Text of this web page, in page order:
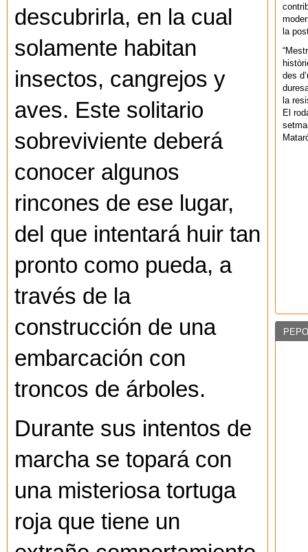
descubrirla, en la cual
solamente habitan
insectos, cangrejos y
aves. Este solitario
sobreviviente deberá
conocer algunos
rincones de ese lugar,
del que intentará huir tan
pronto como pueda, a
través de la
construcción de una
embarcación con
troncos de árboles.
Durante sus intentos de
marcha se topará con
una misteriosa tortuga
roja que tiene un
la
des
la
El